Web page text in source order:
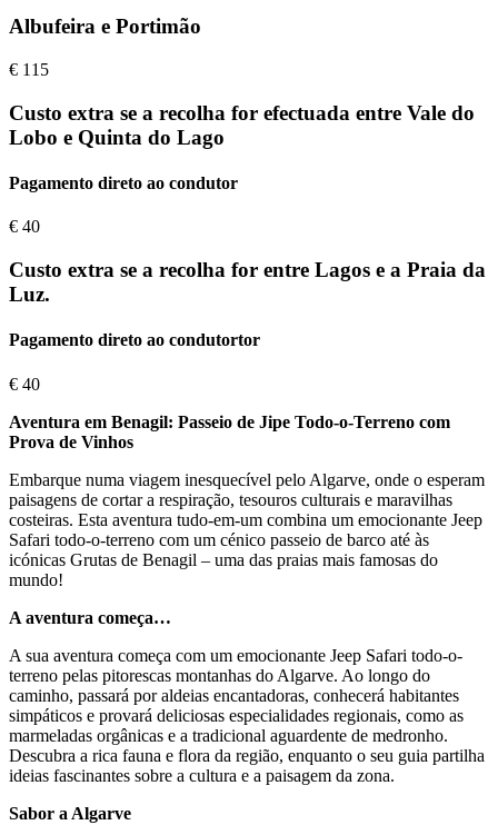
Albufeira e Portimão
€ 115
Custo extra se a recolha for efectuada entre Vale do
Lobo e Quinta do Lago
Pagamento direto ao condutor
€ 40
Custo extra se a recolha for entre Lagos e a Praia da
Luz.
Pagamento direto ao condutortor
€ 40
Aventura em Benagil: Passeio de Jipe Todo-o-Terreno com
Prova de Vinhos
Embarque numa viagem inesquecível pelo Algarve, onde o esperam
paisagens de cortar a respiração, tesouros culturais e maravilhas
costeiras. Esta aventura tudo-em-um combina um emocionante Jeep
Safari todo-o-terreno com um cénico passeio de barco até às
icónicas Grutas de Benagil – uma das praias mais famosas do
mundo!
A aventura começa…
A sua aventura começa com um emocionante Jeep Safari todo-o-
terreno pelas pitorescas montanhas do Algarve. Ao longo do
caminho, passará por aldeias encantadoras, conhecerá habitantes
simpáticos e provará deliciosas especialidades regionais, como as
marmeladas orgânicas e a tradicional aguardente de medronho.
Descubra a rica fauna e flora da região, enquanto o seu guia partilha
ideias fascinantes sobre a cultura e a paisagem da zona.
Sabor a Algarve